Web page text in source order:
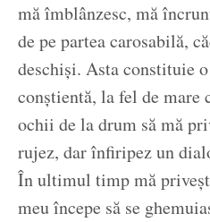
mă îmblânzesc, mă
de pe partea carosabilă,
deschiși. Asta constituie
conștientă, la fel de mare
ochii de la drum să mă
rujez, dar înfiripez un
În ultimul timp mă
meu începe să se